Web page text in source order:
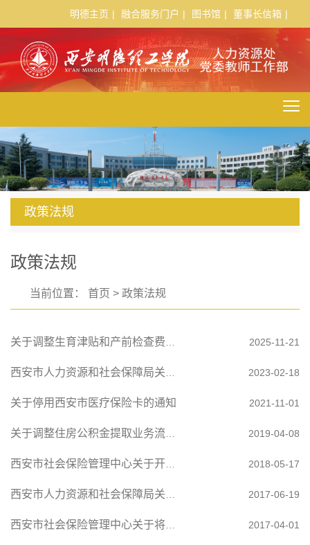
明德主页 | 融合服务门户 | 图书馆 | 董事长信箱 |
政策法规
政策法规
当前位置： 首页 > 政策法规
关于调整生育津贴和产前检查费用补贴申领和发放方式的通知西安市医疗保障局 2025-11-21
西安市人力资源和社会保障局关于印发《西安市地区优秀人才和实用储备人才分类评价确认办法》... 2023-02-18
关于停用西安市医疗保险卡的通知 2021-11-01
关于调整住房公积金提取业务流程的通知 2019-04-08
西安市社会保险管理中心关于开展西安市生育津贴发放工作相关问题的通知 2018-05-17
西安市人力资源和社会保障局关于调整我市城镇职工基本医疗保险门诊治疗慢性病补助有关政策的通知 2017-06-19
西安市社会保险管理中心关于将城市公立医院新增门诊诊查费纳入基本医疗保险支付范围的通知 2017-04-01